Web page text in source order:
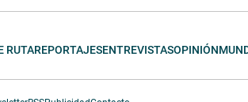
RUTAREPORTAJESENTREVISTASOPINIÓN